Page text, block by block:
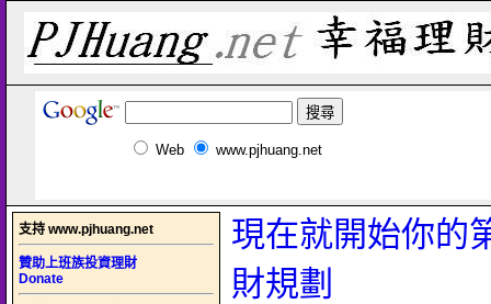
Web www.pjhuang.net
支持 www.pjhuang.net
贊助上班族投資理財
Donate
現在就開始你的
財規劃